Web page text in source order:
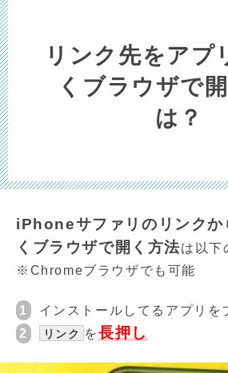
リンク先をアプ
くブラウザで
は？
iPhoneサファリのリンクか
くブラウザで開く方法は以下
※Chromeブラウザでも可能
1
インストールしてるアプリを
2
リンク を長押し